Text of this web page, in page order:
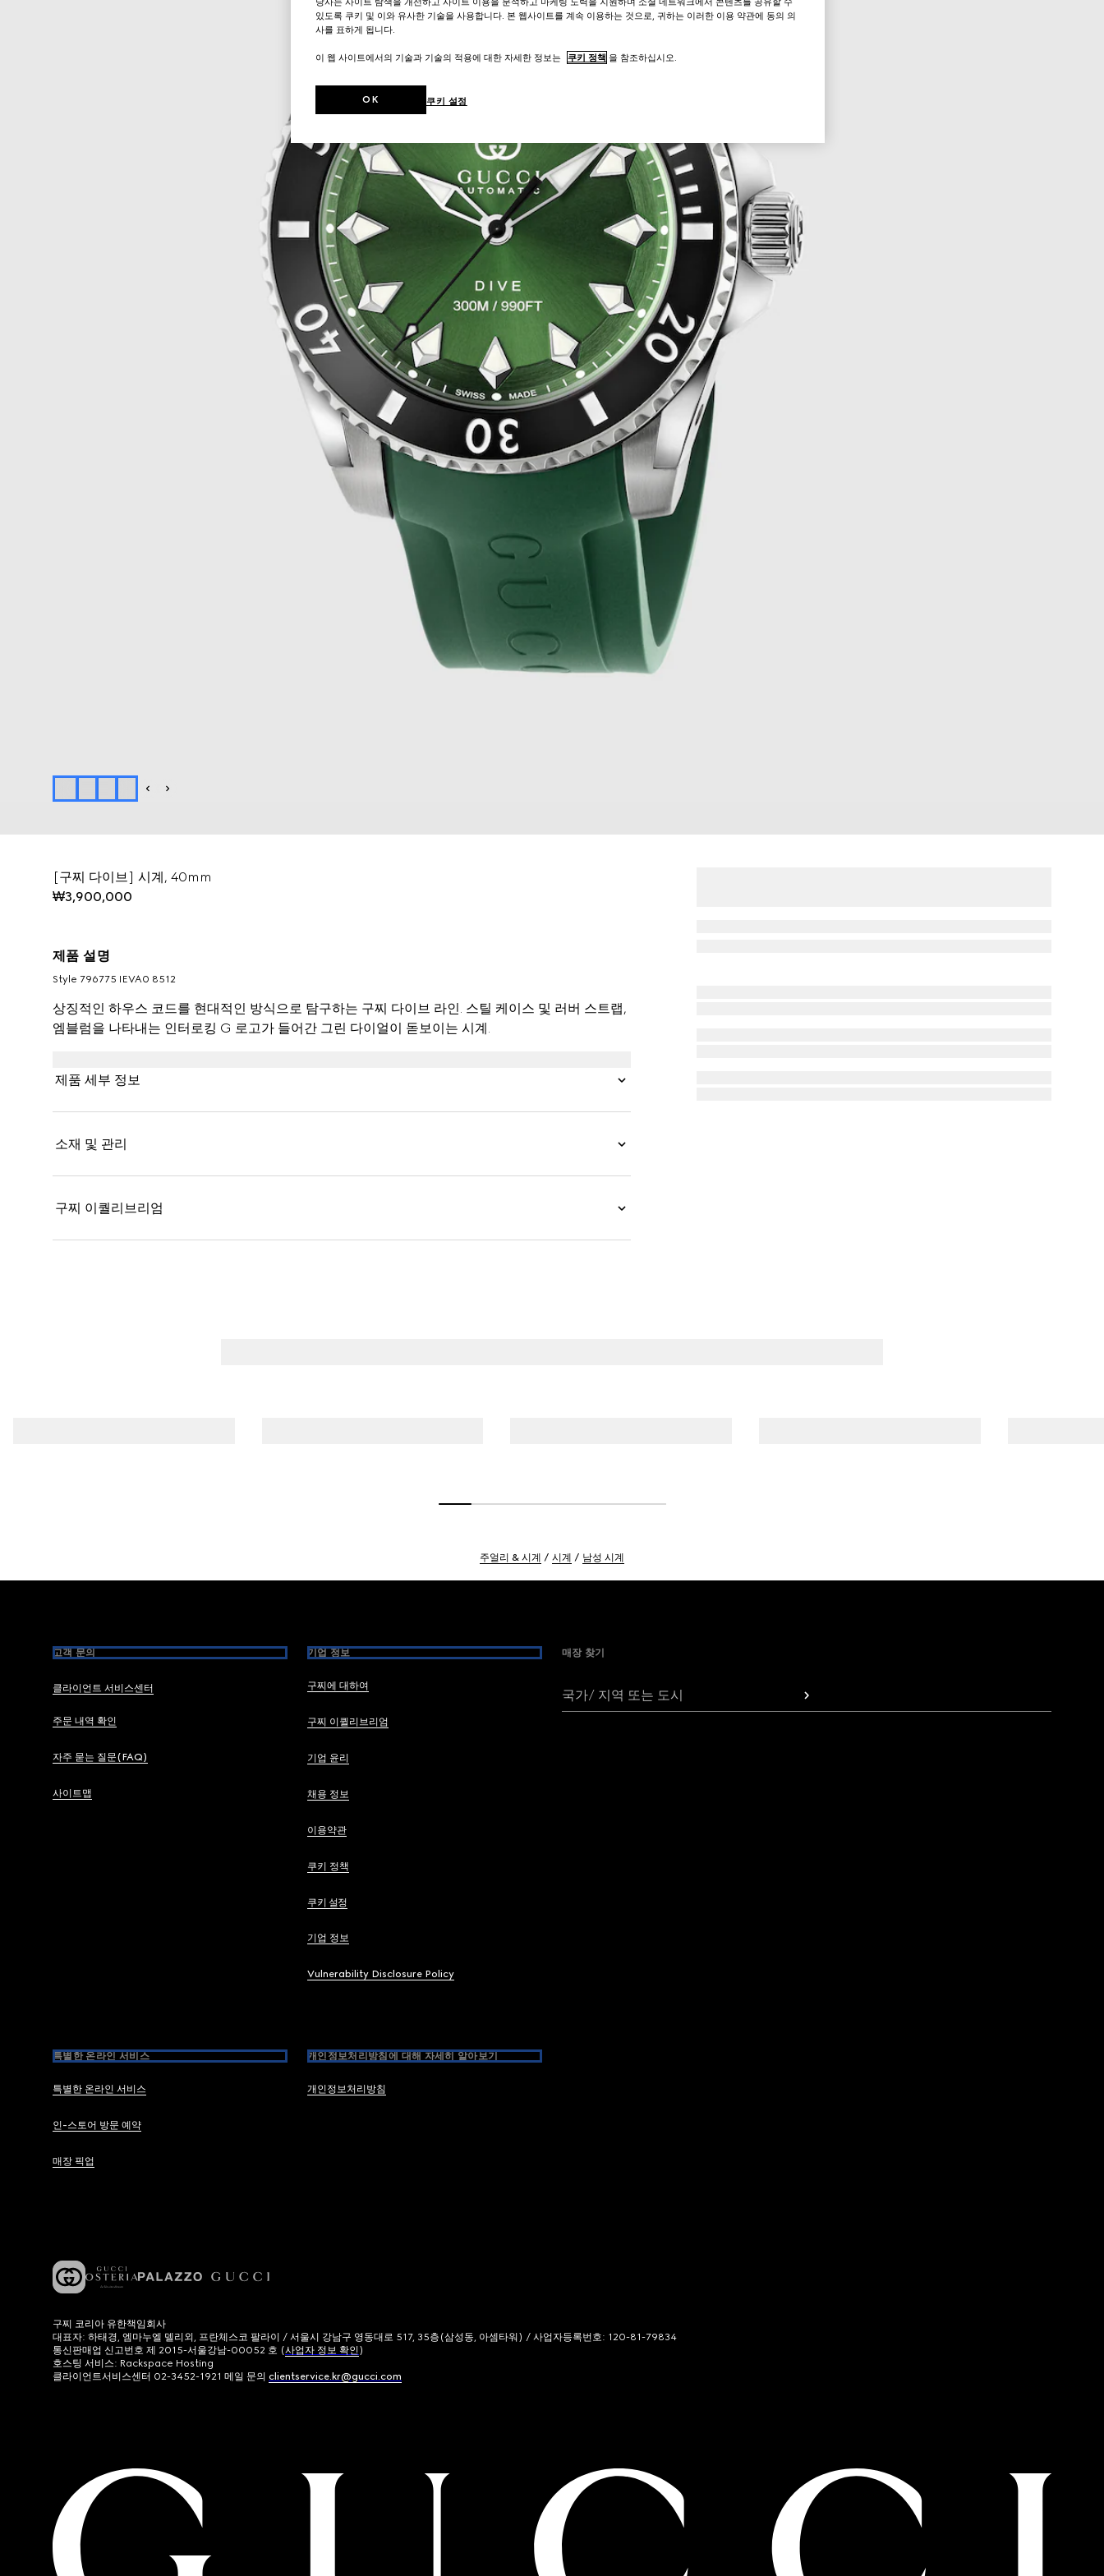
[구찌 다이브] 시계, 40mm
₩3,900,000
제품 설명
Style ‎796775 IEVA0 8512
상징적인 하우스 코드를 현대적인 방식으로 탐구하는 구찌 다이브 라인. 스틸 케이스 및 러버 스트랩,
엠블럼을 나타내는 인터로킹 G 로고가 들어간 그린 다이얼이 돋보이는 시계.
제품 세부 정보
소재 및 관리
구찌 이퀄리브리엄
주얼리 & 시계 시계 남성 시계
고객 문의
클라이언트 서비스센터
주문 내역 확인
자주 묻는 질문(FAQ)
사이트맵
기업 정보
구찌에 대하여
구찌 이퀼리브리엄
기업 윤리
채용 정보
이용약관
쿠키 정책
쿠키 설정
기업 정보
Vulnerability Disclosure Policy
특별한 온라인 서비스
특별한 온라인 서비스
인-스토어 방문 예약
매장 픽업
개인정보처리방침에 대해 자세히 알아보기
개인정보처리방침
매장 찾기
국가/ 지역 또는 도시
구찌 코리아 유한책임회사
대표자: 하태경, 엠마누엘 델리외, 프란체스코 팔라이 / 서울시 강남구 영동대로 517, 35층(삼성동, 아셈타워) / 사업자등록번호: 120-81-79834
통신판매업 신고번호 제 2015-서울강남-00052 호 (사업자 정보 확인)
호스팅 서비스: Rackspace Hosting
클라이언트서비스센터 02-3452-1921 메일 문의 clientservice.kr@gucci.com
있도록 쿠키 및 이와 유사한 기술을 사용합니다. 본 웹사이트를 계속 이용하는 것으로, 귀하는 이러한 이용 약관에 동의 의
사를 표하게 됩니다.
이 웹 사이트에서의 기술과 기술의 적용에 대한 자세한 정보는 쿠키 정책 을 참조하십시오.
쿠키 설정
OK